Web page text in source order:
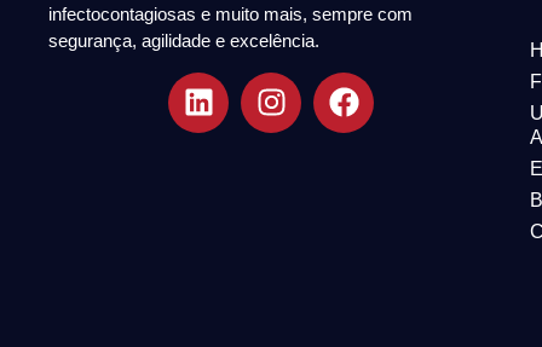
infectocontagiosas e muito mais, sempre com
segurança, agilidade e excelência.